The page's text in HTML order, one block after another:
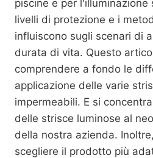
piscine e per l'illuminazione
livelli di protezione e i
influiscono sugli scenari di
durata di vita. Questo
comprendere a fondo le
applicazione delle varie
impermeabili. E si
delle strisce luminose al
della nostra azienda.
scegliere il prodotto più